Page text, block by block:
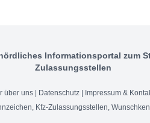
Informationsportal zum
Zulassungsstellen
über uns Datenschutz
Impressum &
, Kfz-Zulassungsstellen,